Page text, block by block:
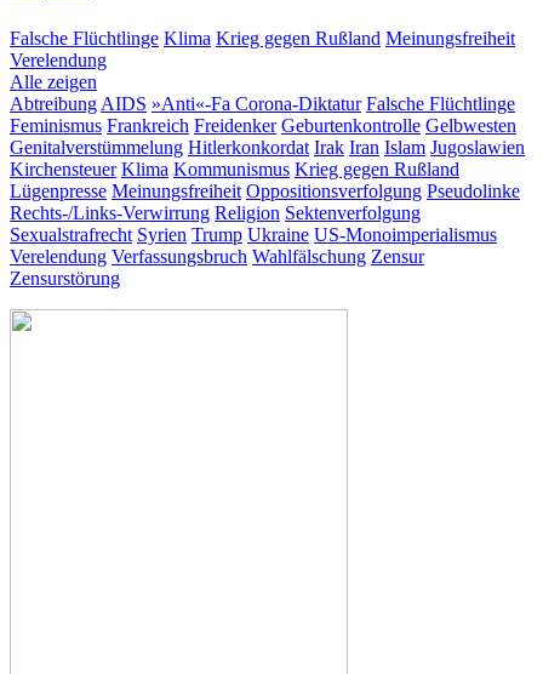
Falsche Flüchtlinge Klima Krieg gegen Rußland Meinungsfreiheit
Verelendung
Alle zeigen
Abtreibung AIDS »Anti«-Fa Corona-Diktatur Falsche Flüchtlinge
Feminismus Frankreich Freidenker Geburtenkontrolle Gelbwesten
Genitalverstümmelung Hitlerkonkordat Irak Iran Islam Jugoslawien
Kirchensteuer Klima Kommunismus Krieg gegen Rußland
Lügenpresse Meinungsfreiheit Oppositionsverfolgung Pseudolinke
Rechts-/Links-Verwirrung Religion Sektenverfolgung
Sexualstrafrecht Syrien Trump Ukraine US-Monoimperialismus
Verelendung Verfassungsbruch Wahlfälschung Zensur
Zensurstörung